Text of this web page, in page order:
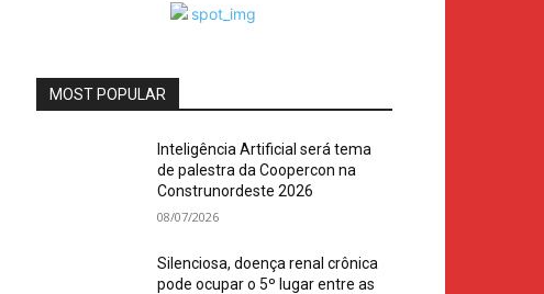
MOST POPULAR
Inteligência Artificial será tema
de palestra da Coopercon na
Construnordeste 2026
08/07/2026
Silenciosa, doença renal crônica
pode ocupar o 5º lugar entre as